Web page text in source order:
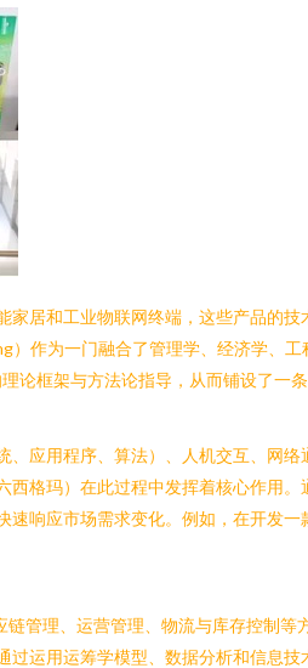
居和工业物联网终端，这些产品的
作为一门融合了管理学、经济学、
框架与方法论指导，从而铺设了一条
应用程序、算法）、人机交互、网
格玛）在此过程中发挥着核心作用。
响应市场需求变化。例如，在开发
管理、运营管理、物流与库存控制等
运用运筹学模型、数据分析和信息技